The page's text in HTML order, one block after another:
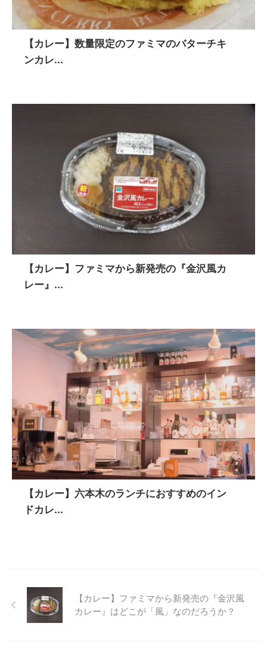
【カレー】数量限定のファミマのバターチキ
ンカレ...
【カレー】ファミマから新発売の『金沢風カ
レー』...
【カレー】六本木のランチにおすすめのイン
ドカレ...
【カレー】ファミマから新発売の『金沢風
カレー』はどこが「風」なのだろうか？